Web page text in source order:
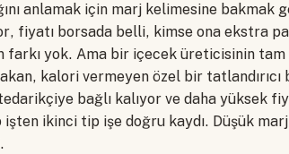
anlamak için marj kelimesine bakmak
fiyatı borsada belli, kimse ona ekstra
farkı yok. Ama bir içecek üreticisinin
kalori vermeyen özel bir
bağlı kalıyor ve daha yüksek
ikinci tip işe doğru kaydı. Düşük